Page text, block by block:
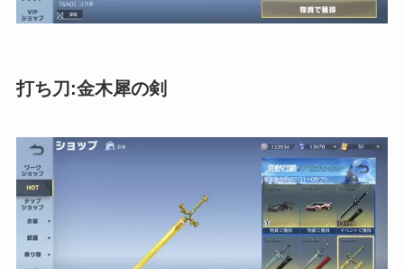
打ち刀:金木犀の剣